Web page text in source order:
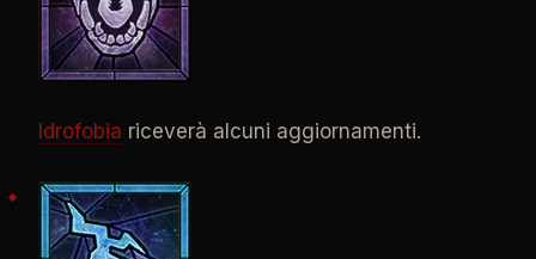
Idrofobia riceverà alcuni aggiornamenti.